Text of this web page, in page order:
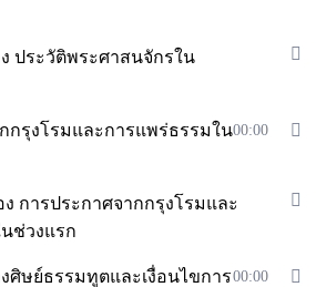
ประวัติพระศาสนจักรใน
กรุงโรมและการแพร่ธรรมใน00:00
การประกาศจากกรุงโรมและ
ช่วงแรก
ศิษย์ธรรมทูตและเงื่อนไขการ00:00